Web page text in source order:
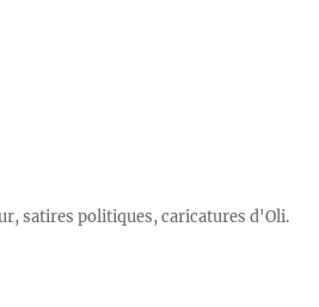
satires politiques, caricatures d'Oli.